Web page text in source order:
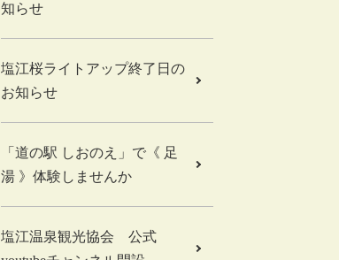
知らせ
塩江桜ライトアップ終了日の
お知らせ
「道の駅 しおのえ」で《 足
湯 》体験しませんか
塩江温泉観光協会 公式